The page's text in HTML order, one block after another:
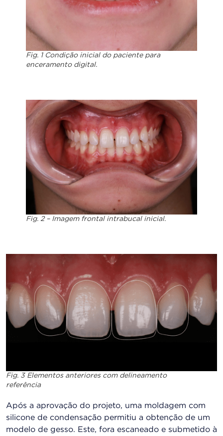
Fig. 1 Condição inicial do paciente para
enceramento digital.
Fig. 2 – Imagem frontal intrabucal inicial.
Fig. 3 Elementos anteriores com delineamento
referência
Após a aprovação do projeto, uma moldagem com
silicone de condensação permitiu a obtenção de um
modelo de gesso. Este, fora escaneado e submetido à